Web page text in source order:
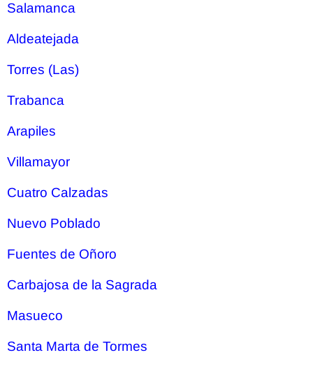
Salamanca
Aldeatejada
Torres (Las)
Trabanca
Arapiles
Villamayor
Cuatro Calzadas
Nuevo Poblado
Fuentes de Oñoro
Carbajosa de la Sagrada
Masueco
Santa Marta de Tormes